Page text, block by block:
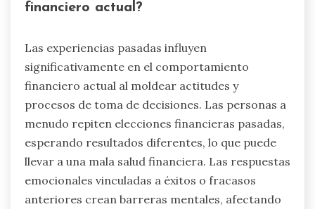
financiero actual?
Las experiencias pasadas influyen
significativamente en el comportamiento
financiero actual al moldear actitudes y
procesos de toma de decisiones. Las personas a
menudo repiten elecciones financieras pasadas,
esperando resultados diferentes, lo que puede
llevar a una mala salud financiera. Las respuestas
emocionales vinculadas a éxitos o fracasos
anteriores crean barreras mentales, afectando